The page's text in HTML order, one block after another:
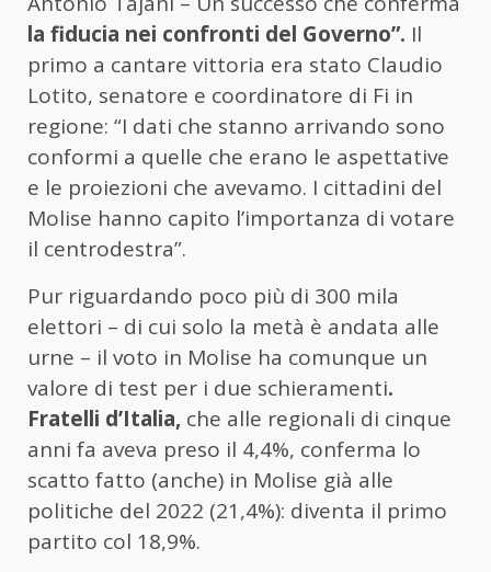
la fiducia nei confronti del Governo”. Il
primo a cantare vittoria era stato Claudio
Lotito, senatore e coordinatore di Fi in
regione: “I dati che stanno arrivando sono
conformi a quelle che erano le aspettative
e le proiezioni che avevamo. I cittadini del
Molise hanno capito l’importanza di votare
il centrodestra”.
Pur riguardando poco più di 300 mila
elettori – di cui solo la metà è andata alle
urne – il voto in Molise ha comunque un
valore di test per i due schieramenti.
Fratelli d’Italia, che alle regionali di cinque
anni fa aveva preso il 4,4%, conferma lo
scatto fatto (anche) in Molise già alle
politiche del 2022 (21,4%): diventa il primo
partito col 18,9%.